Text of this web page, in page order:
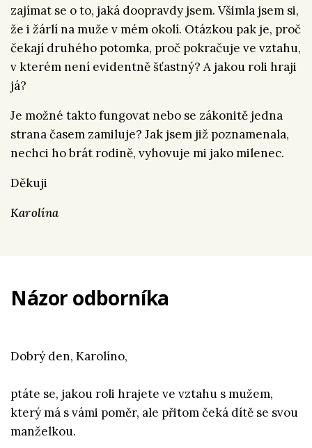
zajímat se o to, jaká doopravdy jsem. Všimla jsem si,
že i žárlí na muže v mém okolí. Otázkou pak je, proč
čekají druhého potomka, proč pokračuje ve vztahu,
v kterém není evidentně šťastný? A jakou roli hraji
já?
Je možné takto fungovat nebo se zákonitě jedna
strana časem zamiluje? Jak jsem již poznamenala,
nechci ho brát rodině, vyhovuje mi jako milenec.
Děkuji
Karolína
Názor odborníka
Dobrý den, Karolíno,
ptáte se, jakou roli hrajete ve vztahu s mužem,
který má s vámi poměr, ale přitom čeká dítě se svou
manželkou.